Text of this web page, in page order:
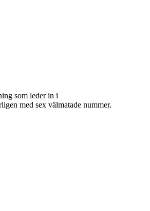
som leder in i
med sex välmatade nummer.